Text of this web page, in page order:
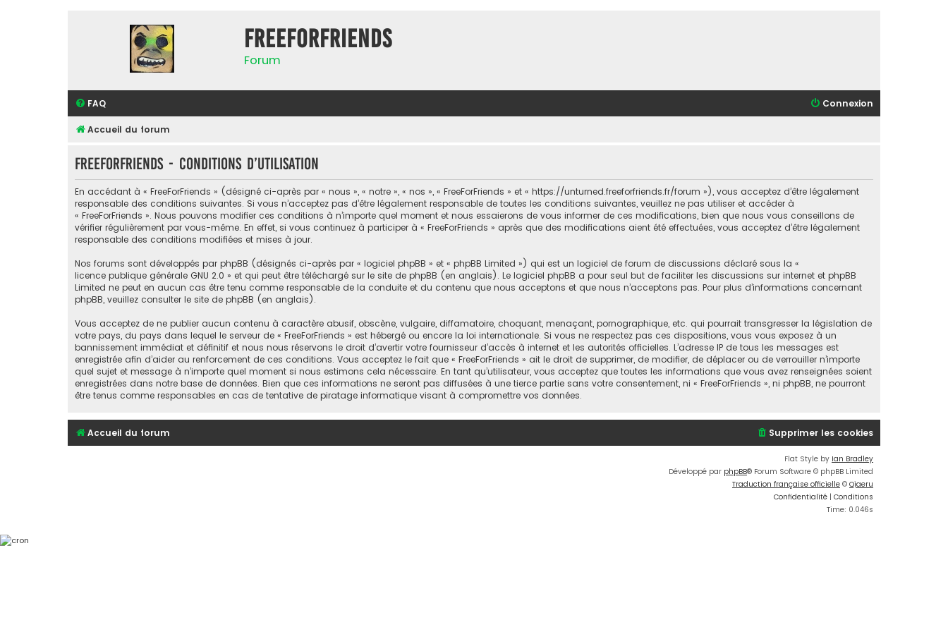
FreeForFriends
Forum
FAQ Connexion
Accueil du forum
FreeForFriends - Conditions d’utilisation
En accédant à « FreeForFriends » (désigné ci-après par « nous », « notre », « nos », « FreeForFriends » et « https://unturned.freeforfriends.fr/forum »), vous acceptez d’être légalement
responsable des conditions suivantes. Si vous n’acceptez pas d’être légalement responsable de toutes les conditions suivantes, veuillez ne pas utiliser et accéder à
« FreeForFriends ». Nous pouvons modifier ces conditions à n’importe quel moment et nous essaierons de vous informer de ces modifications, bien que nous vous conseillons de
vérifier régulièrement par vous-même. En effet, si vous continuez à participer à « FreeForFriends » après que des modifications aient été effectuées, vous acceptez d’être légalement
responsable des conditions modifiées et mises à jour.
Nos forums sont développés par phpBB (désignés ci-après par « logiciel phpBB » et « phpBB Limited ») qui est un logiciel de forum de discussions déclaré sous la «
licence publique générale GNU 2.0 » et qui peut être téléchargé sur le site de phpBB (en anglais). Le logiciel phpBB a pour seul but de faciliter les discussions sur internet et phpBB
Limited ne peut en aucun cas être tenu comme responsable de la conduite et du contenu que nous acceptons et que nous n’acceptons pas. Pour plus d’informations concernant
phpBB, veuillez consulter le site de phpBB (en anglais).
Vous acceptez de ne publier aucun contenu à caractère abusif, obscène, vulgaire, diffamatoire, choquant, menaçant, pornographique, etc. qui pourrait transgresser la législation de
votre pays, du pays dans lequel le serveur de « FreeForFriends » est hébergé ou encore la loi internationale. Si vous ne respectez pas ces dispositions, vous vous exposez à un
bannissement immédiat et définitif et nous nous réservons le droit d’avertir votre fournisseur d’accès à internet et les autorités officielles. L’adresse IP de tous les messages est
enregistrée afin d’aider au renforcement de ces conditions. Vous acceptez le fait que « FreeForFriends » ait le droit de supprimer, de modifier, de déplacer ou de verrouiller n’importe
quel sujet et message à n’importe quel moment si nous estimons cela nécessaire. En tant qu’utilisateur, vous acceptez que toutes les informations que vous avez renseignées soient
enregistrées dans notre base de données. Bien que ces informations ne seront pas diffusées à une tierce partie sans votre consentement, ni « FreeForFriends », ni phpBB, ne pourront
être tenus comme responsables en cas de tentative de piratage informatique visant à compromettre vos données.
Accueil du forum Supprimer les cookies
Flat Style by Ian Bradley
Développé par phpBB® Forum Software © phpBB Limited
Traduction française officielle © Qiaeru
Confidentialité | Conditions
Time: 0.046s